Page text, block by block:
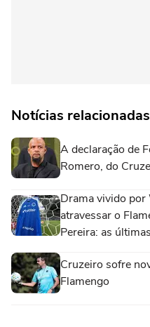
Notícias relacionadas
A declaração de
Romero, do
Drama vivido
atravessar o
Pereira: as
Cruzeiro sofre
Flamengo